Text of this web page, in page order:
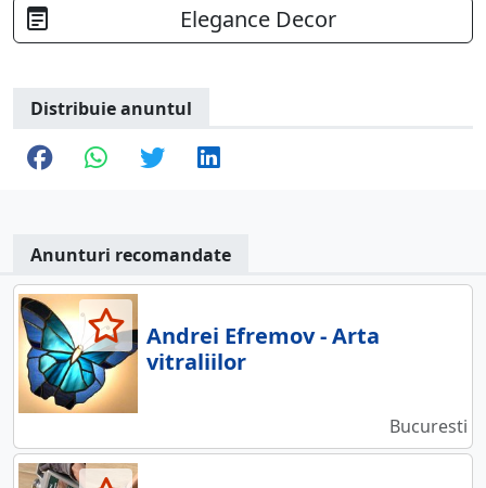
Elegance Decor
Distribuie anuntul
Anunturi recomandate
Andrei Efremov - Arta
vitraliilor
Bucuresti